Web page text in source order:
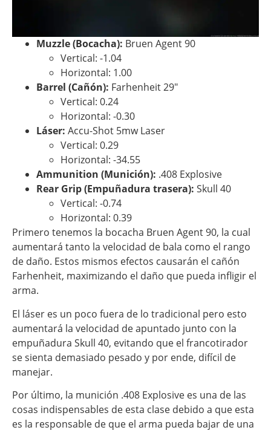
Muzzle (Bocacha): Bruen Agent 90
Vertical: -1.04
Horizontal: 1.00
Barrel (Cañón): Farhenheit 29″
Vertical: 0.24
Horizontal: -0.30
Láser: Accu-Shot 5mw Laser
Vertical: 0.29
Horizontal: -34.55
Ammunition (Munición): .408 Explosive
Rear Grip (Empuñadura trasera): Skull 40
Vertical: -0.74
Horizontal: 0.39
Primero tenemos la bocacha Bruen Agent 90, la cual
aumentará tanto la velocidad de bala como el rango
de daño. Estos mismos efectos causarán el cañón
Farhenheit, maximizando el daño que pueda infligir el
arma.
El láser es un poco fuera de lo tradicional pero esto
aumentará la velocidad de apuntado junto con la
empuñadura Skull 40, evitando que el francotirador
se sienta demasiado pesado y por ende, difícil de
manejar.
Por último, la munición .408 Explosive es una de las
cosas indispensables de esta clase debido a que esta
es la responsable de que el arma pueda bajar de una